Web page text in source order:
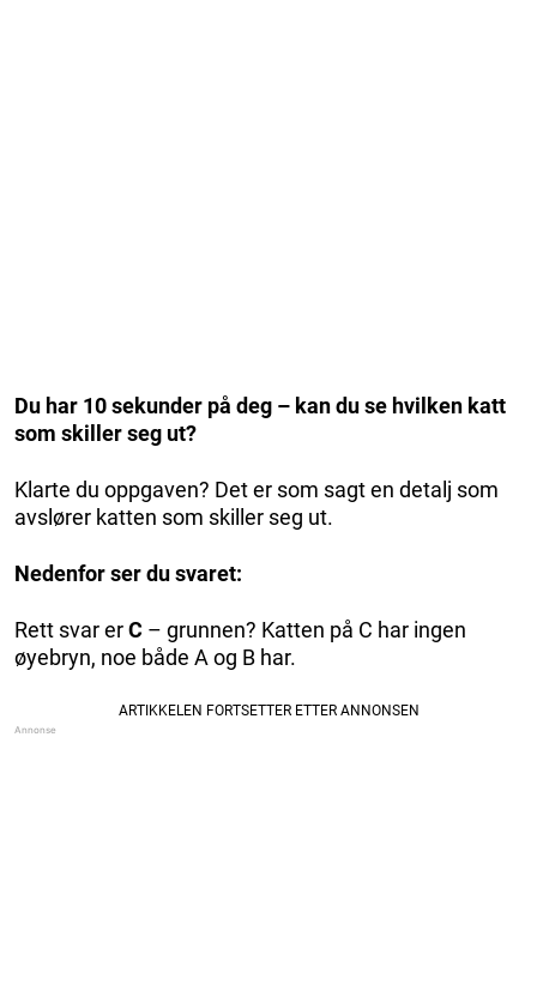
Du har 10 sekunder på deg – kan du se hvilken katt
som skiller seg ut?
Klarte du oppgaven? Det er som sagt en detalj som
avslører katten som skiller seg ut.
Nedenfor ser du svaret:
Rett svar erC – grunnen? Katten på C har ingen
øyebryn, noe både A og B har.